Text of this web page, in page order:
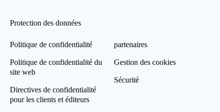
Protection des données
Politique de confidentialité
Politique de confidentialité du
site web
Directives de confidentialité
pour les clients et éditeurs
partenaires
Gestion des cookies
Sécurité